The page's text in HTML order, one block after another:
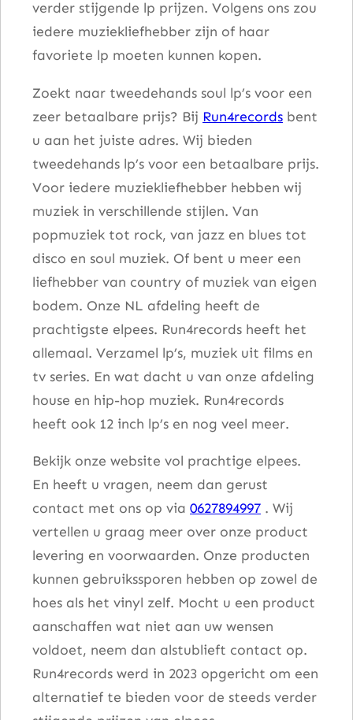
verder stijgende lp prijzen. Volgens ons zou
iedere muziekliefhebber zijn of haar
favoriete lp moeten kunnen kopen.
Zoekt naar tweedehands soul lp’s voor een
zeer betaalbare prijs? Bij Run4records bent
u aan het juiste adres. Wij bieden
tweedehands lp’s voor een betaalbare prijs.
Voor iedere muziekliefhebber hebben wij
muziek in verschillende stijlen. Van
popmuziek tot rock, van jazz en blues tot
disco en soul muziek. Of bent u meer een
liefhebber van country of muziek van eigen
bodem. Onze NL afdeling heeft de
prachtigste elpees. Run4records heeft het
allemaal. Verzamel lp’s, muziek uit films en
tv series. En wat dacht u van onze afdeling
house en hip-hop muziek. Run4records
heeft ook 12 inch lp’s en nog veel meer.
Bekijk onze website vol prachtige elpees.
En heeft u vragen, neem dan gerust
contact met ons op via 0627894997 . Wij
vertellen u graag meer over onze product
levering en voorwaarden. Onze producten
kunnen gebruikssporen hebben op zowel de
hoes als het vinyl zelf. Mocht u een product
aanschaffen wat niet aan uw wensen
voldoet, neem dan alstublieft contact op.
Run4records werd in 2023 opgericht om een
alternatief te bieden voor de steeds verder